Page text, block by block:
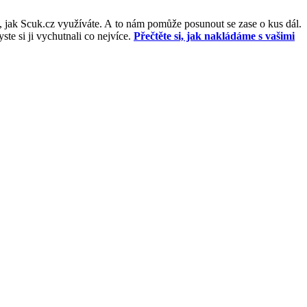
Scuk.cz využíváte. A to nám pomůže posunout se zase o kus dál.
si ji vychutnali co nejvíce. Přečtěte si, jak nakládáme s vašimi